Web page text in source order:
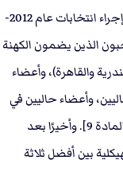
ويتولى مجمع انتخابي -كان يضم 2410 قبطيًا عند إجراء انتخابات عام 2012-
الذين يضمون الكهنة
والقاهرة)، وأعضاء
وأعضاء حاليين في
[المادة 9]. وأخيرًا بعد
بين أفضل ثلاثة